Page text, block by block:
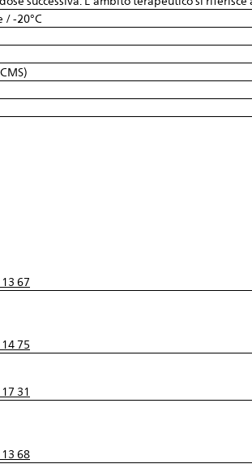
/ -20°C
67
75
31
68